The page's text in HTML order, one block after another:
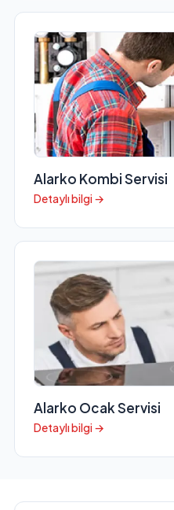
Alarko Kombi Servisi
Detaylı bilgi →
Alarko Ocak Servisi
Detaylı bilgi →